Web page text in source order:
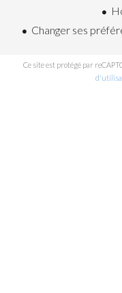
Changer ses
Ce site est protégé par